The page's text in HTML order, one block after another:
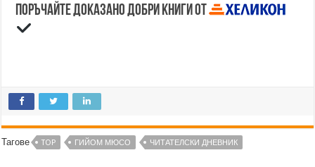
Поръчайте доказано добри книги от
Тагове TOP ГИЙОМ МЮСО ЧИТАТЕЛСКИ ДНЕВНИК